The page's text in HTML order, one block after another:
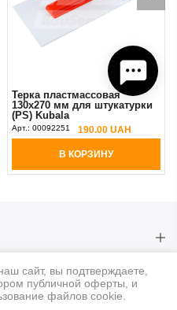
Терка пластмассовая
130х270 мм для штукатурки
(PS) Kubala
Арт.: 00092251 190.00 UAH
В КОРЗИНУ
сайт, вы подтверждаете,
публичной оферты, и
файлов cookie.